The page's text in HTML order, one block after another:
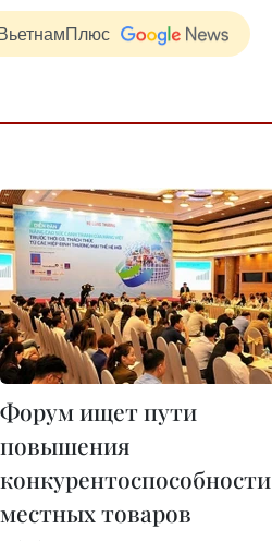
Форум ищет пути
повышения
конкурентоспособности
местных товаров